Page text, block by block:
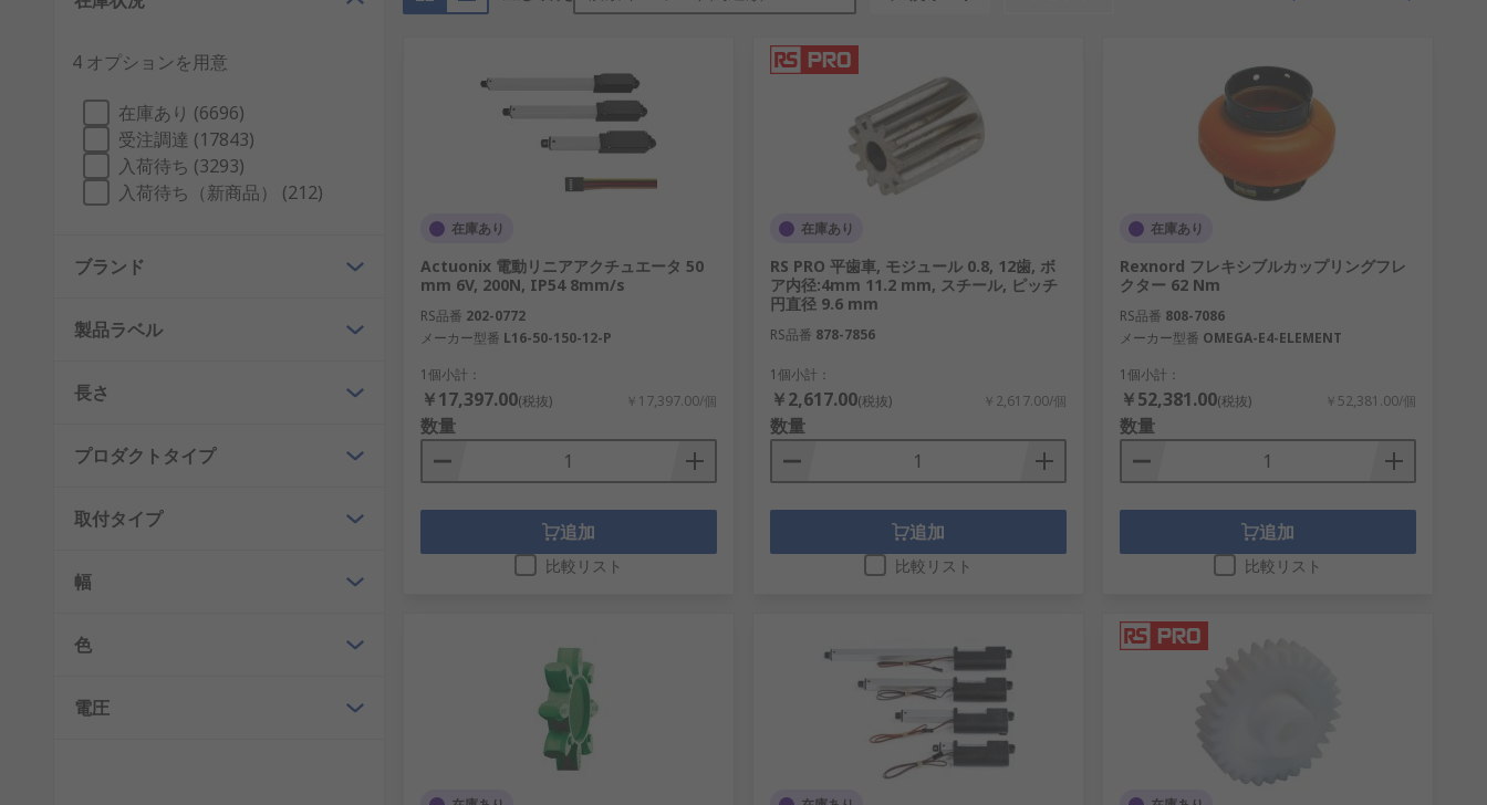
4 オプションを用意
在庫あり (6696)
受注調達 (17843)
入荷待ち (3293)
入荷待ち（新商品） (212)
ブランド
製品ラベル
長さ
プロダクトタイプ
取付タイプ
幅
色
電圧
在庫あり
Actuonix 電動リニアアクチュエータ 50
mm 6V, 200N, IP54 8mm/s
RS品番 202-0772
メーカー型番 L16-50-150-12-P
1個小計：
￥17,397.00(税抜) ￥17,397.00/個
数量
追加
比較リスト
在庫あり
RS PRO 平歯車, モジュール 0.8, 12歯, ボ
ア内径:4mm 11.2 mm, スチール, ピッチ
円直径 9.6 mm
RS品番 878-7856
1個小計：
￥2,617.00(税抜) ￥2,617.00/個
数量
追加
比較リスト
在庫あり
Rexnord フレキシブルカップリングフレ
クター 62 Nm
RS品番 808-7086
メーカー型番 OMEGA-E4-ELEMENT
1個小計：
￥52,381.00(税抜) ￥52,381.00/個
数量
追加
比較リスト